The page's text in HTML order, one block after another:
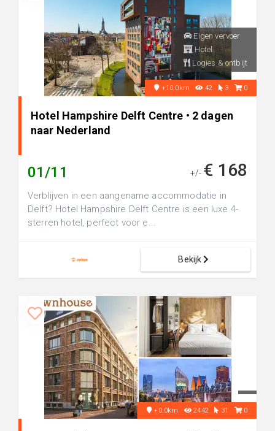
Eigen vervoer
Hotel
Logies & ontbijt
+10.0km 42 3 0
Hotel Hampshire Delft Centre • 2 dagen
naar Nederland
01/11 +/- € 168
Verblijven in een aangename accommodatie in
Delft? Hotel Hampshire Delft Centre is een luxe 4-
sterren hotel, perfect voor e...
Bekijk
+0.0km 2442 31 0